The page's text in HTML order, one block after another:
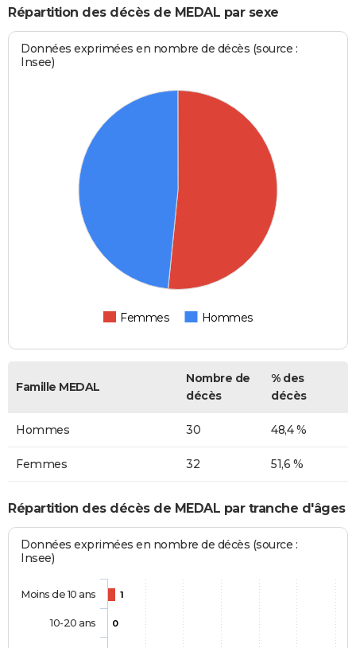
Répartition des décès de MEDAL par sexe
Données exprimées en nombre de décès (source :
Insee)
Femmes Hommes
Famille MEDAL
Nombre de
décès
% des
décès
Hommes 30 48,4 %
Femmes 32 51,6 %
Répartition des décès de MEDAL par tranche d'âges
Données exprimées en nombre de décès (source :
Insee)
1
0
Moins de 10 ans
10-20 ans